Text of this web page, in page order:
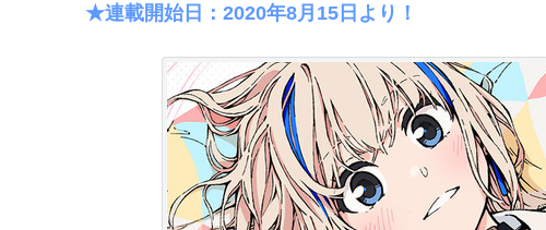
★連載開始日：2020年8月15日より！